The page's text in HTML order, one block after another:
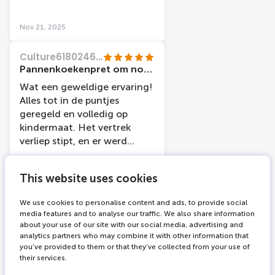
This website uses cookies
We use cookies to personalise content and ads, to provide social
media features and to analyse our traffic. We also share information
about your use of our site with our social media, advertising and
analytics partners who may combine it with other information that
you’ve provided to them or that they’ve collected from your use of
their services.
haben wir das Boot noch
erreicht!!! Das Wichtigste ist
aber, dass wir Spaß hatten
und richtig gut gegessen
haben!
toppings, fruit, groentjes ,
tijdens een rondvaart van
1u15min. Wij verkozen de
vaart van 16:00 uur. De
vertrekplaats is makkelijk te
bereiken achterzijde van het
Centraal station vertrekt de
veerboot aan pont F4 NDSM
. Je kan hiervoor door het
IJ-passage. De veerboot naar
7 min. daar aangekomen ga
je rechts en direct terug
rechts aan het water ligt de
Pannekoekenboot.
Nov 21, 2025
Culture61802462167
Pannenkoekenpret om nooit te vergeten!!
Wat een geweldige ervaring!
Alles tot in de puntjes
geregeld en volledig op
kindermaat. Het vertrek
verliep stipt, en er werd
supergoed rekening
intoleranties. De kinderen
en praten er nog steeds
over! Absoluut een aanrader
en zeker voor herhaling
vatbaar!
Jul 27, 2025
Adventure40966714508
Pannekoekenboot een ware vriendelijke attractie
Een leuke bijzondere
ervaring en alles goed